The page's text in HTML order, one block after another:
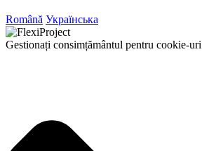
Română Українська
Gestionați consimțământul pentru cookie-uri